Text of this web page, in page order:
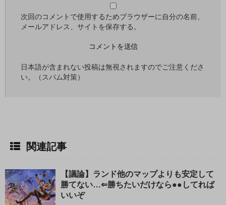
次回のコメントで使用するためブラウザーに自分の名前、
メールアドレス、サイトを保存する。
日本語が含まれない投稿は無視されますのでご注意くださ
い。（スパム対策）
関連記事
【議論】ランド他のマップよりも安定して
勝てない…⇐勝ちたいだけなら●●してれば
いいぞ